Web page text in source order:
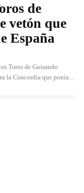
de
vetón que
España
la Concordia que ponía...